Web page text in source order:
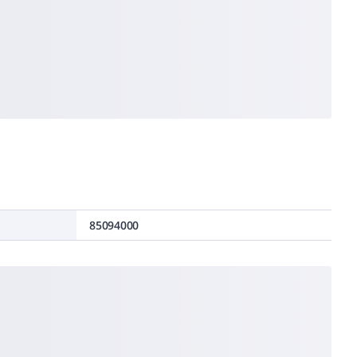
85094000